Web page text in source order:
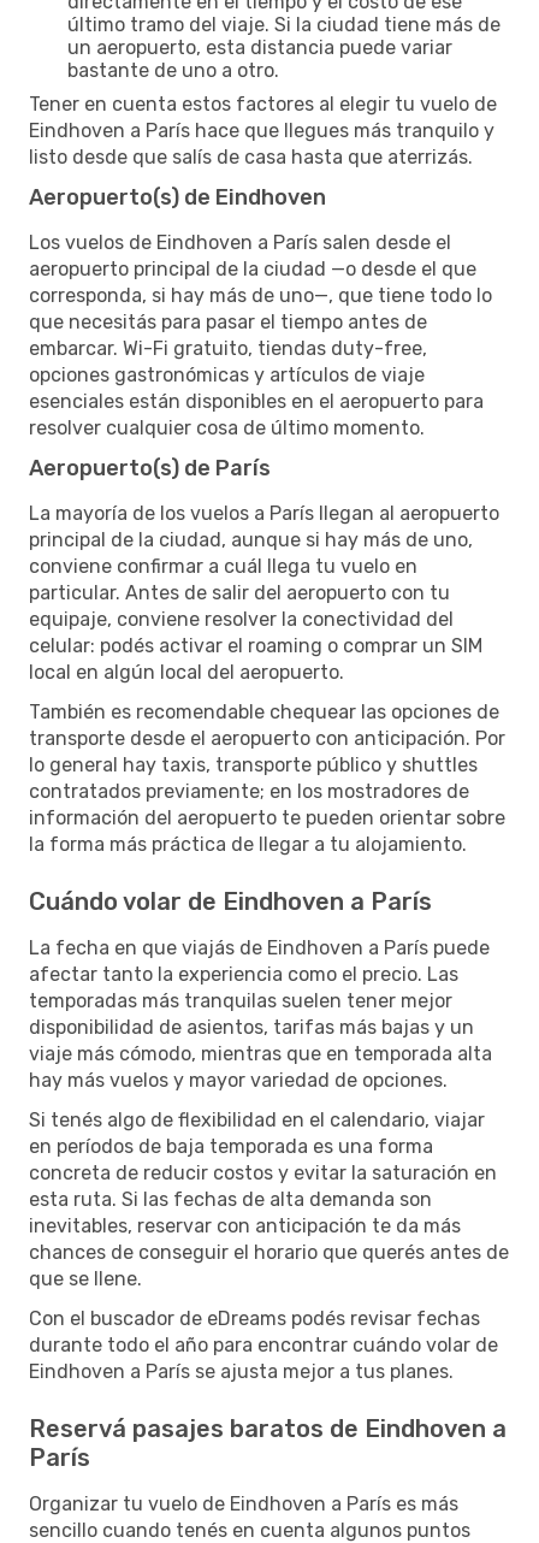
último tramo del viaje. Si la ciudad tiene más de
un aeropuerto, esta distancia puede variar
bastante de uno a otro.
Tener en cuenta estos factores al elegir tu vuelo de
Eindhoven a París hace que llegues más tranquilo y
listo desde que salís de casa hasta que aterrizás.
Aeropuerto(s) de Eindhoven
Los vuelos de Eindhoven a París salen desde el
aeropuerto principal de la ciudad —o desde el que
corresponda, si hay más de uno—, que tiene todo lo
que necesitás para pasar el tiempo antes de
embarcar. Wi-Fi gratuito, tiendas duty-free,
opciones gastronómicas y artículos de viaje
esenciales están disponibles en el aeropuerto para
resolver cualquier cosa de último momento.
Aeropuerto(s) de París
La mayoría de los vuelos a París llegan al aeropuerto
principal de la ciudad, aunque si hay más de uno,
conviene confirmar a cuál llega tu vuelo en
particular. Antes de salir del aeropuerto con tu
equipaje, conviene resolver la conectividad del
celular: podés activar el roaming o comprar un SIM
local en algún local del aeropuerto.
También es recomendable chequear las opciones de
transporte desde el aeropuerto con anticipación. Por
lo general hay taxis, transporte público y shuttles
contratados previamente; en los mostradores de
información del aeropuerto te pueden orientar sobre
la forma más práctica de llegar a tu alojamiento.
Cuándo volar de Eindhoven a París
La fecha en que viajás de Eindhoven a París puede
afectar tanto la experiencia como el precio. Las
temporadas más tranquilas suelen tener mejor
disponibilidad de asientos, tarifas más bajas y un
viaje más cómodo, mientras que en temporada alta
hay más vuelos y mayor variedad de opciones.
Si tenés algo de flexibilidad en el calendario, viajar
en períodos de baja temporada es una forma
concreta de reducir costos y evitar la saturación en
esta ruta. Si las fechas de alta demanda son
inevitables, reservar con anticipación te da más
chances de conseguir el horario que querés antes de
que se llene.
Con el buscador de eDreams podés revisar fechas
durante todo el año para encontrar cuándo volar de
Eindhoven a París se ajusta mejor a tus planes.
Reservá pasajes baratos de Eindhoven a
París
Organizar tu vuelo de Eindhoven a París es más
sencillo cuando tenés en cuenta algunos puntos